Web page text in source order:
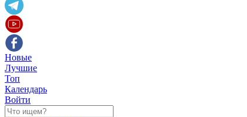
Новые
Лучшие
Топ
Календарь
Войти